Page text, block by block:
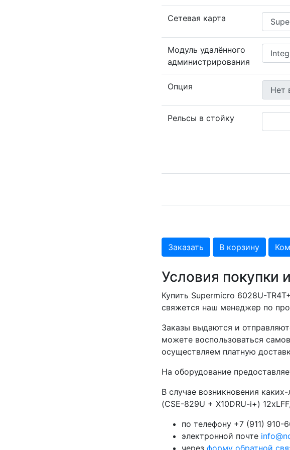
Сетевая карта
Модуль удалённого
администрирования
Опция
Рельсы в стойку
Заказать В корзину
Условия покупки
Купить Supermicro 6028U-
свяжется наш менеджер по
Заказы выдаются и
можете воспользоваться
осуществляем платную
На оборудование
В случае возникновения
(CSE-829U + X10DRU-i+)
по телефону +7 (911) 910-
электронной почте
через форму обратной